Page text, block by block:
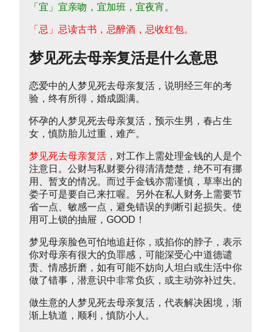
「宜」宜亲吻，宜加班，宜夜宵。
「忌」忌读古书，忌醉酒，忌收红包。
梦见死去母亲复活是什么意思
恋爱中的人梦见死去母亲复活，说明经三年的考
验，终有所得，婚成圆满。
怀孕的人梦见死去母亲复活，预示生男，春占生
女，慎防胎儿过重，难产。
梦见死去母亲复活 ，对工作上需处理金钱的人是个
注意日。公财与私财要分得清清楚楚，绝不可有挪
用、暂支的情况。而过手金钱亦需谨慎，草率出的
娄子可是要自己来扛喔。另外在私人财务上需要节
省一点、敏感一点，避免错误的判断引起损失。使
用可上锁的抽屉，GOOD！
梦见母亲脸色可怕地追赶你，或掐你的脖子，表示
你对母亲有很大的负罪感，可能深受心中道德谴
责、情感折磨，如有可能不妨向人坦白或生活中你
做了错事，潜意识中非常负疚，或主动弥补过失。
做生意的人梦见死去母亲复活，代表解决困境，渐
渐上轨道，顺利，慎防小人。